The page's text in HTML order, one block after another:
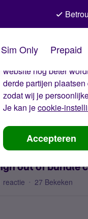
De
Wij gebruiken
website nog beter
derde partijen
zodat wij je
Je kan jecookie-
Accepteren
Sim Only Prepaid
betalen
out of bundle
reactie 27 Bekeken